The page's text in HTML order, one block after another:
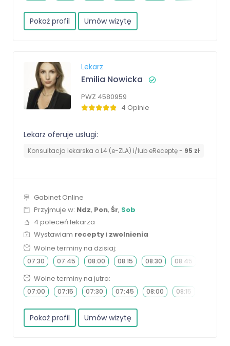
Pokaż profil Umów wizytę
Lekarz
Emilia Nowicka
PWZ 4580959
4 Opinie
Lekarz oferuje usługi:
Konsultacja lekarska o L4 (e-ZLA) i/lub eReceptę - 95 zł
Gabinet Online
Przyjmuje w: Ndz, Pon, Śr, Sob
4 poleceń lekarza
Wystawiam receptyi zwolnienia
Wolne terminy na dzisiaj:
07:30 07:45 08:00 08:15 08:30 08:45
Wolne terminy na jutro:
07:00 07:15 07:30 07:45 08:00 08:15
Pokaż profil Umów wizytę